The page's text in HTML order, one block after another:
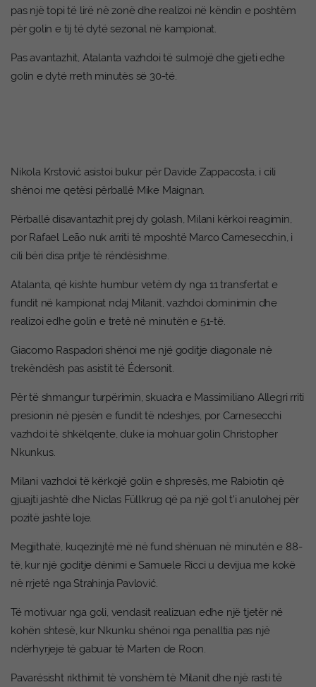
pas një topi të lirë në zonë dhe realizoi në këndin e poshtëm
për golin e tij të dytë sezonal në kampionat.
Pas avantazhit, Atalanta vazhdoi të sulmojë dhe gjeti edhe
golin e dytë rreth minutës së 30-të.
Nikola Krstović asistoi bukur për Davide Zappacosta, i cili
shënoi me qetësi përballë Mike Maignan.
Përballë disavantazhit prej dy golash, Milani kërkoi reagimin,
por Rafael Leão nuk arriti të mposhtë Marco Carnesecchin, i
cili bëri disa pritje të rëndësishme.
Atalanta, që kishte humbur vetëm dy nga 11 transfertat e
fundit në kampionat ndaj Milanit, vazhdoi dominimin dhe
realizoi edhe golin e tretë në minutën e 51-të.
Giacomo Raspadori shënoi me një goditje diagonale në
trekëndësh pas asistit të Édersonit.
Për të shmangur turpërimin, skuadra e Massimiliano Allegri rriti
presionin në pjesën e fundit të ndeshjes, por Carnesecchi
vazhdoi të shkëlqente, duke ia mohuar golin Christopher
Nkunkus.
Milani vazhdoi të kërkojë golin e shpresës, me Rabiotin që
gjuajti jashtë dhe Niclas Füllkrug që pa një gol t’i anulohej për
pozitë jashtë loje.
Megjithatë, kuqezinjtë më në fund shënuan në minutën e 88-
të, kur një goditje dënimi e Samuele Ricci u devijua me kokë
në rrjetë nga Strahinja Pavlović.
Të motivuar nga goli, vendasit realizuan edhe një tjetër në
kohën shtesë, kur Nkunku shënoi nga penalltia pas një
ndërhyrjeje të gabuar të Marten de Roon.
Pavarësisht rikthimit të vonshëm të Milanit dhe një rasti të